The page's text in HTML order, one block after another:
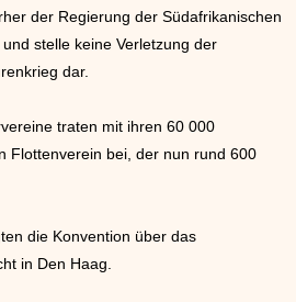
der Regierung der Südafrikanischen
stelle keine Verletzung der
dar.
traten mit ihren 60 000
Flottenverein bei, der nun rund 600
die Konvention über das
in Den Haag.